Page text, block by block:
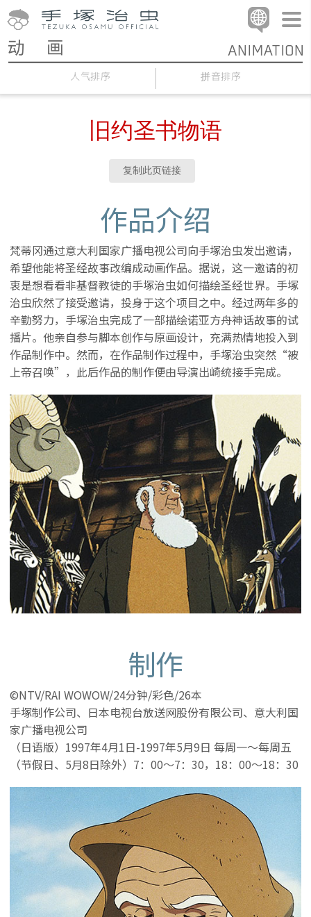
人气排序 拼音排序
旧约圣书物语
复制此页链接
作品介绍
梵蒂冈通过意大利国家广播电视公司向手塚治虫发出邀请，
希望他能将圣经故事改编成动画作品。据说，这一邀请的初
衷是想看看非基督教徒的手塚治虫如何描绘圣经世界。手塚
治虫欣然了接受邀请，投身于这个项目之中。经过两年多的
辛勤努力，手塚治虫完成了一部描绘诺亚方舟神话故事的试
播片。他亲自参与脚本创作与原画设计，充满热情地投入到
作品制作中。然而，在作品制作过程中，手塚治虫突然“被
上帝召唤”，此后作品的制作便由导演出崎统接手完成。
制作
©NTV/RAI WOWOW/24分钟/彩色/26本
手塚制作公司、日本电视台放送网股份有限公司、意大利国
家广播电视公司
（日语版）1997年4月1日-1997年5月9日 每周一～每周五
（节假日、5月8日除外）7：00～7：30，18：00～18：30